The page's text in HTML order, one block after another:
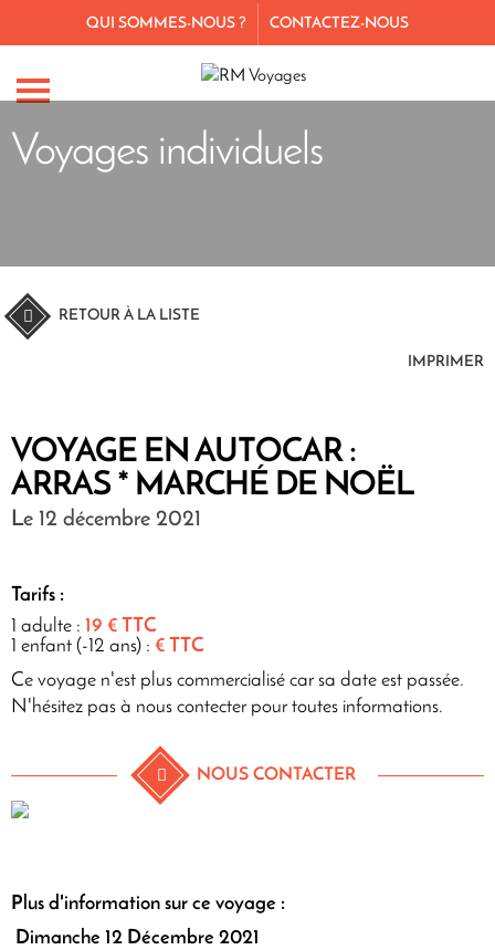
QUI SOMMES-NOUS ? CONTACTEZ-NOUS
Voyages individuels
RETOUR À LA LISTE
IMPRIMER
VOYAGE EN AUTOCAR :
ARRAS * MARCHÉ DE NOËL
Le 12 décembre 2021
Tarifs :
1 adulte : 19 € TTC
1 enfant (-12 ans) : € TTC
Ce voyage n'est plus commercialisé car sa date est passée.
N'hésitez pas à nous contecter pour toutes informations.
NOUS CONTACTER
Plus d'information sur ce voyage :
Dimanche 12 Décembre 2021